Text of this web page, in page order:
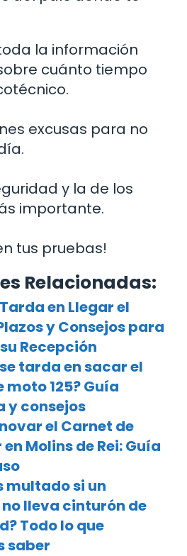
la información
cuánto tiempo
excusas para no
y la de los
importante.
tus pruebas!
Relacionadas:
en Llegar el
y Consejos para
Recepción
tarda en sacar el
125? Guía
y consejos
el Carnet de
Molins de Rei: Guía
multado si un
lleva cinturón de
Todo lo que
saber